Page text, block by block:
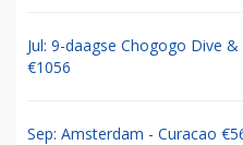
Jul: 9-daagse Chogogo Dive
€1056
Sep: Amsterdam - Curacao